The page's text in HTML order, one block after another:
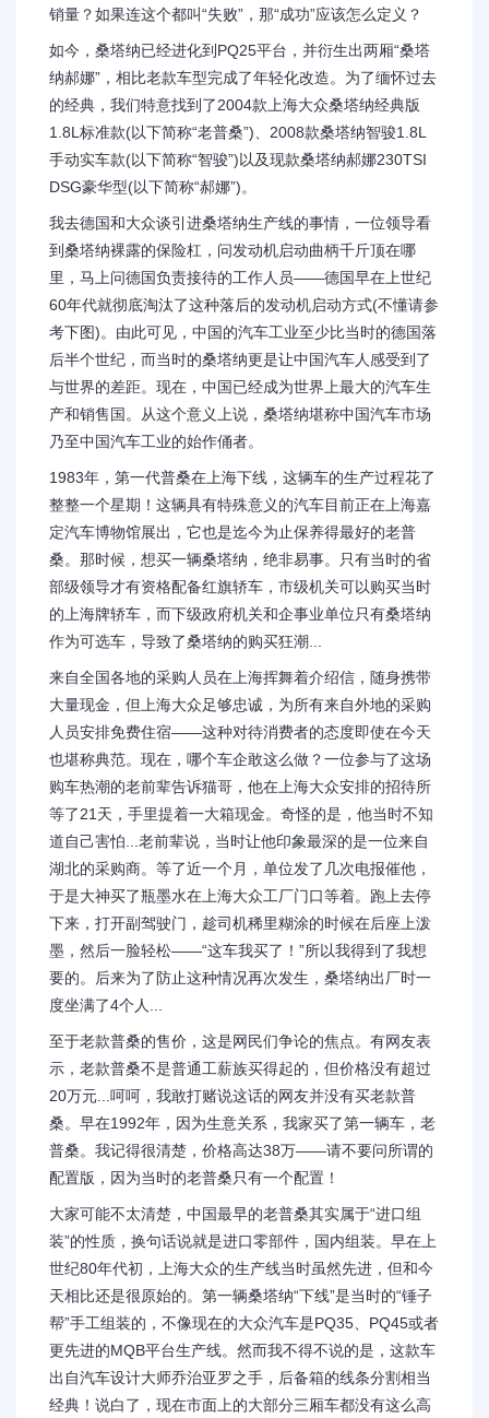
销量？如果连这个都叫“失败”，那“成功”应该怎么定义？
如今，桑塔纳已经进化到PQ25平台，并衍生出两厢“桑塔
纳郝娜”，相比老款车型完成了年轻化改造。为了缅怀过去
的经典，我们特意找到了2004款上海大众桑塔纳经典版
1.8L标准款(以下简称“老普桑”)、2008款桑塔纳智骏1.8L
手动实车款(以下简称“智骏”)以及现款桑塔纳郝娜230TSI
DSG豪华型(以下简称“郝娜”)。
我去德国和大众谈引进桑塔纳生产线的事情，一位领导看
到桑塔纳裸露的保险杠，问发动机启动曲柄千斤顶在哪
里，马上问德国负责接待的工作人员——德国早在上世纪
60年代就彻底淘汰了这种落后的发动机启动方式(不懂请参
考下图)。由此可见，中国的汽车工业至少比当时的德国落
后半个世纪，而当时的桑塔纳更是让中国汽车人感受到了
与世界的差距。现在，中国已经成为世界上最大的汽车生
产和销售国。从这个意义上说，桑塔纳堪称中国汽车市场
乃至中国汽车工业的始作俑者。
1983年，第一代普桑在上海下线，这辆车的生产过程花了
整整一个星期！这辆具有特殊意义的汽车目前正在上海嘉
定汽车博物馆展出，它也是迄今为止保养得最好的老普
桑。那时候，想买一辆桑塔纳，绝非易事。只有当时的省
部级领导才有资格配备红旗轿车，市级机关可以购买当时
的上海牌轿车，而下级政府机关和企事业单位只有桑塔纳
作为可选车，导致了桑塔纳的购买狂潮...
来自全国各地的采购人员在上海挥舞着介绍信，随身携带
大量现金，但上海大众足够忠诚，为所有来自外地的采购
人员安排免费住宿——这种对待消费者的态度即使在今天
也堪称典范。现在，哪个车企敢这么做？一位参与了这场
购车热潮的老前辈告诉猫哥，他在上海大众安排的招待所
等了21天，手里提着一大箱现金。奇怪的是，他当时不知
道自己害怕...老前辈说，当时让他印象最深的是一位来自
湖北的采购商。等了近一个月，单位发了几次电报催他，
于是大神买了瓶墨水在上海大众工厂门口等着。跑上去停
下来，打开副驾驶门，趁司机稀里糊涂的时候在后座上泼
墨，然后一脸轻松——“这车我买了！”所以我得到了我想
要的。后来为了防止这种情况再次发生，桑塔纳出厂时一
度坐满了4个人...
至于老款普桑的售价，这是网民们争论的焦点。有网友表
示，老款普桑不是普通工薪族买得起的，但价格没有超过
20万元...呵呵，我敢打赌说这话的网友并没有买老款普
桑。早在1992年，因为生意关系，我家买了第一辆车，老
普桑。我记得很清楚，价格高达38万——请不要问所谓的
配置版，因为当时的老普桑只有一个配置！
大家可能不太清楚，中国最早的老普桑其实属于“进口组
装”的性质，换句话说就是进口零部件，国内组装。早在上
世纪80年代初，上海大众的生产线当时虽然先进，但和今
天相比还是很原始的。第一辆桑塔纳“下线”是当时的“锤子
帮”手工组装的，不像现在的大众汽车是PQ35、PQ45或者
更先进的MQB平台生产线。然而我不得不说的是，这款车
出自汽车设计大师乔治亚罗之手，后备箱的线条分割相当
经典！说白了，现在市面上的大部分三厢车都没有这么高